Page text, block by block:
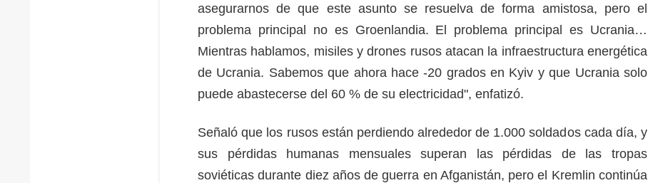
asegurarnos de que este asunto se resuelva de forma amistosa, pero el
problema principal no es Groenlandia. El problema principal es Ucrania…
Mientras hablamos, misiles y drones rusos atacan la infraestructura energética
de Ucrania. Sabemos que ahora hace -20 grados en Kyiv y que Ucrania solo
puede abastecerse del 60 % de su electricidad", enfatizó.
Señaló que los rusos están perdiendo alrededor de 1.000 soldados cada día, y
sus pérdidas humanas mensuales superan las pérdidas de las tropas
soviéticas durante diez años de guerra en Afganistán, pero el Kremlin continúa